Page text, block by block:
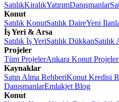
SatılıkKiralıkYatırımDanışmanlar
Konut
Satılık KonutSatılık DaireYeni
İş Yeri & Arsa
Satılık İş YeriSatılık DükkanSatılık
Projeler
Tüm ProjelerAnkara Konut
Kaynaklar
Satın Alma RehberiKonut Kredisi
DanışmanlarEmlakjet Blog
Konut